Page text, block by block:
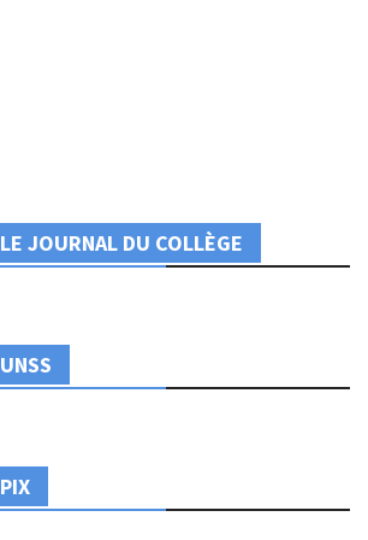
LE JOURNAL DU COLLÈGE
UNSS
PIX